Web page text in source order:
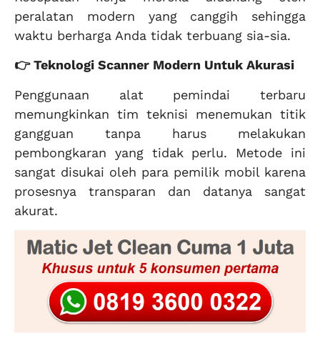
peralatan modern yang canggih sehingga
waktu berharga Anda tidak terbuang sia-sia.
👉 Teknologi Scanner Modern Untuk Akurasi
Penggunaan alat pemindai terbaru
memungkinkan tim teknisi menemukan titik
gangguan tanpa harus melakukan
pembongkaran yang tidak perlu. Metode ini
sangat disukai oleh para pemilik mobil karena
prosesnya transparan dan datanya sangat
akurat.